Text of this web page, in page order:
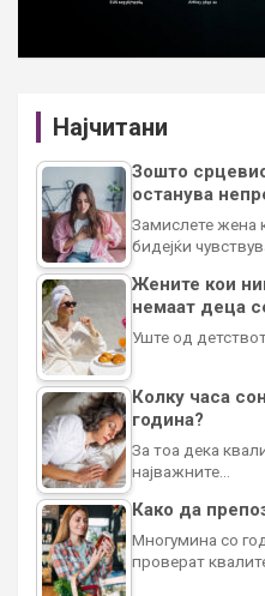
Најчитани
Зошто
останува
Замислете жена
бидејќи
Жените кои
немаат деца
Уште од
Колку часа
година?
За тоа дека
најважните…
Како да
Многумина со
проверат